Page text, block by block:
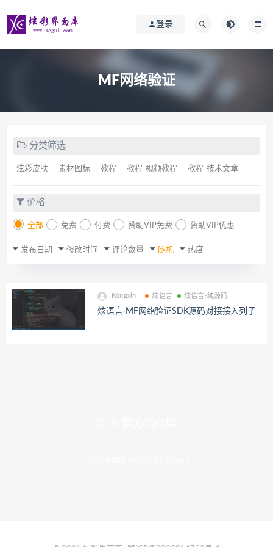
登录
MF网络验证
分类筛选
炫彩皮肤 素材图标 教程 教程-视频教程 教程-技术文章
价格
全部 免费 付费 赞助VIP免费 赞助VIP优惠
发布日期 修改时间 评论数量 随机 热度
Kongxin 炫语言 炫语言-纯源码
炫语言-MF网络验证SDK源码对接接入列子